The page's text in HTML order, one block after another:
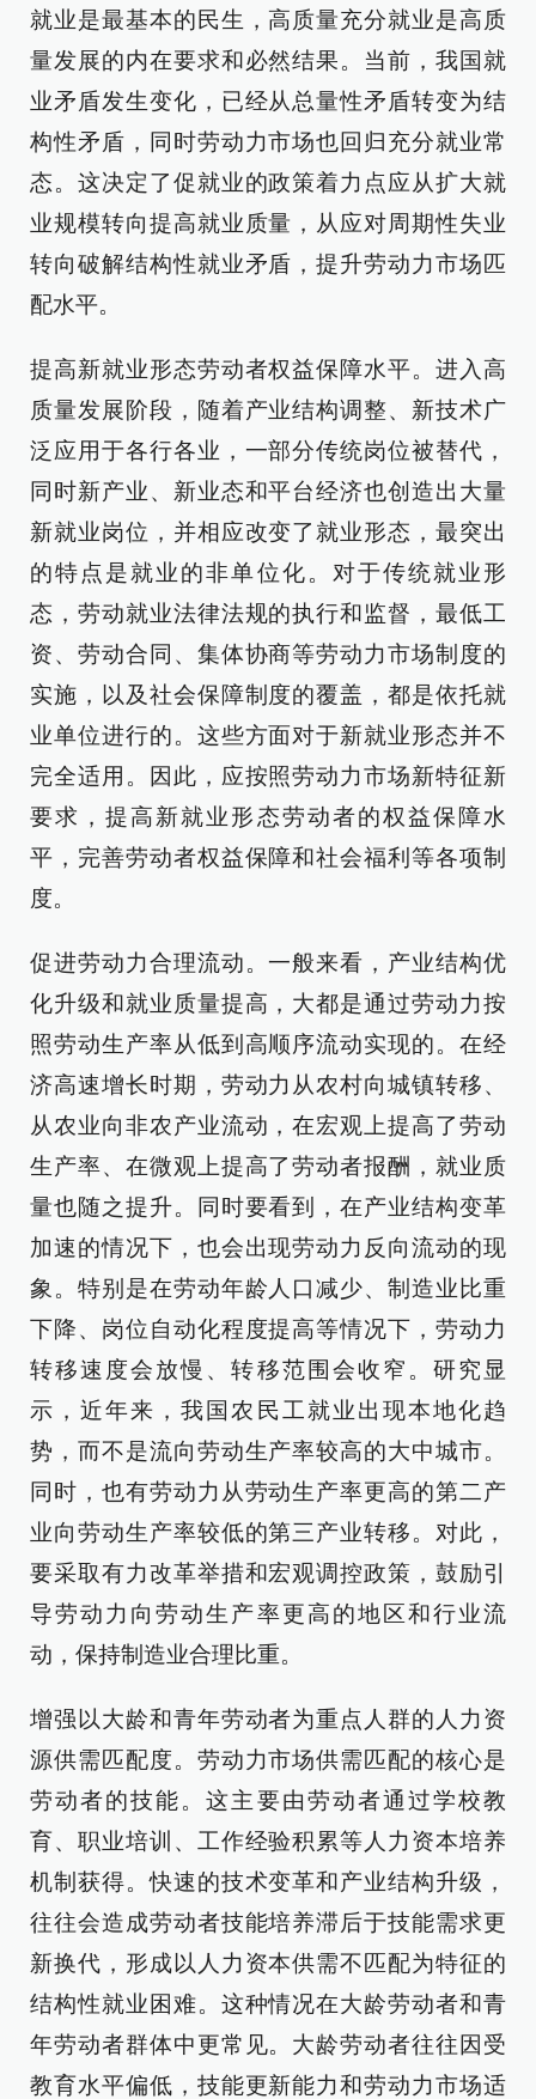
就业是最基本的民生，高质量充分就业是高质
量发展的内在要求和必然结果。当前，我国就
业矛盾发生变化，已经从总量性矛盾转变为结
构性矛盾，同时劳动力市场也回归充分就业常
态。这决定了促就业的政策着力点应从扩大就
业规模转向提高就业质量，从应对周期性失业
转向破解结构性就业矛盾，提升劳动力市场匹
配水平。
提高新就业形态劳动者权益保障水平。进入高
质量发展阶段，随着产业结构调整、新技术广
泛应用于各行各业，一部分传统岗位被替代，
同时新产业、新业态和平台经济也创造出大量
新就业岗位，并相应改变了就业形态，最突出
的特点是就业的非单位化。对于传统就业形
态，劳动就业法律法规的执行和监督，最低工
资、劳动合同、集体协商等劳动力市场制度的
实施，以及社会保障制度的覆盖，都是依托就
业单位进行的。这些方面对于新就业形态并不
完全适用。因此，应按照劳动力市场新特征新
要求，提高新就业形态劳动者的权益保障水
平，完善劳动者权益保障和社会福利等各项制
度。
促进劳动力合理流动。一般来看，产业结构优
化升级和就业质量提高，大都是通过劳动力按
照劳动生产率从低到高顺序流动实现的。在经
济高速增长时期，劳动力从农村向城镇转移、
从农业向非农产业流动，在宏观上提高了劳动
生产率、在微观上提高了劳动者报酬，就业质
量也随之提升。同时要看到，在产业结构变革
加速的情况下，也会出现劳动力反向流动的现
象。特别是在劳动年龄人口减少、制造业比重
下降、岗位自动化程度提高等情况下，劳动力
转移速度会放慢、转移范围会收窄。研究显
示，近年来，我国农民工就业出现本地化趋
势，而不是流向劳动生产率较高的大中城市。
同时，也有劳动力从劳动生产率更高的第二产
业向劳动生产率较低的第三产业转移。对此，
要采取有力改革举措和宏观调控政策，鼓励引
导劳动力向劳动生产率更高的地区和行业流
动，保持制造业合理比重。
增强以大龄和青年劳动者为重点人群的人力资
源供需匹配度。劳动力市场供需匹配的核心是
劳动者的技能。这主要由劳动者通过学校教
育、职业培训、工作经验积累等人力资本培养
机制获得。快速的技术变革和产业结构升级，
往往会造成劳动者技能培养滞后于技能需求更
新换代，形成以人力资本供需不匹配为特征的
结构性就业困难。这种情况在大龄劳动者和青
年劳动者群体中更常见。大龄劳动者往往因受
教育水平偏低，技能更新能力和劳动力市场适